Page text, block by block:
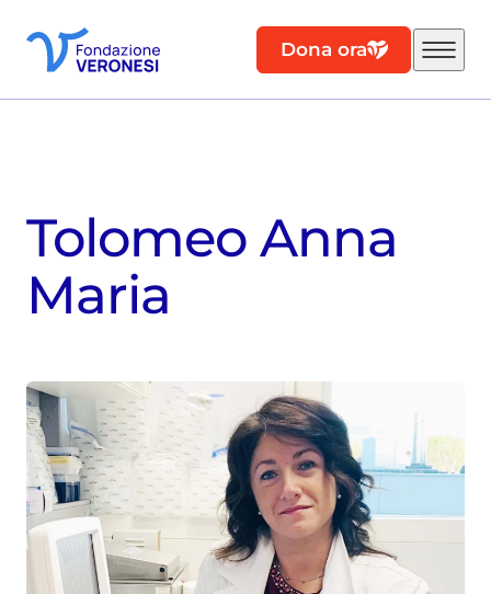
Dona ora
Tolomeo Anna
Maria